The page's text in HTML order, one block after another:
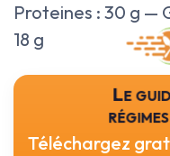
Proteines : 30 g —
18 g
Le
Téléchargez